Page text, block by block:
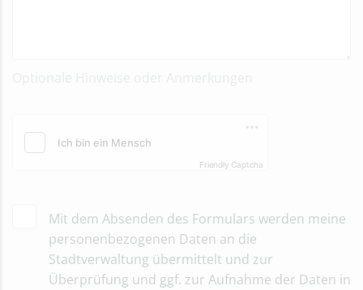
Friendly Captcha
Mit dem Absenden des Formulars werden meine
personenbezogenen Daten an die
Stadtverwaltung übermittelt und zur
Überprüfung und ggf. zur Aufnahme der Daten in